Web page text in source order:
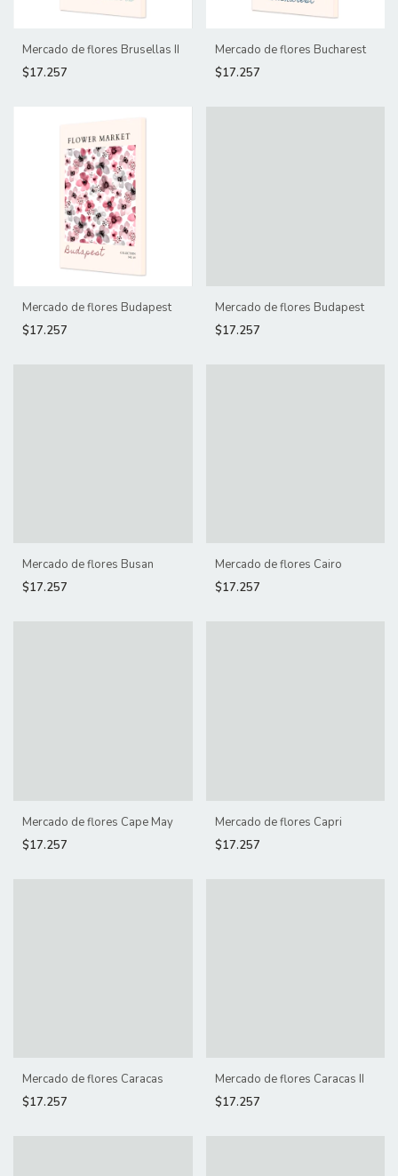
Mercado de flores Brusellas II
$17.257
Mercado de flores Bucharest
$17.257
Mercado de flores Budapest
$17.257
Mercado de flores Budapest
$17.257
Mercado de flores Busan
$17.257
Mercado de flores Cairo
$17.257
Mercado de flores Cape May
$17.257
Mercado de flores Capri
$17.257
Mercado de flores Caracas
$17.257
Mercado de flores Caracas II
$17.257